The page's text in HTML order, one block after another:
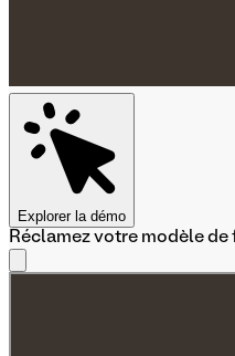
Explorer la démo
Réclamez votre modèle